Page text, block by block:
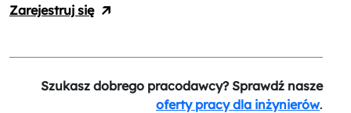
Zarejestruj się
Szukasz dobrego pracodawcy? Sprawdź nasze
oferty pracy dla inżynierów.